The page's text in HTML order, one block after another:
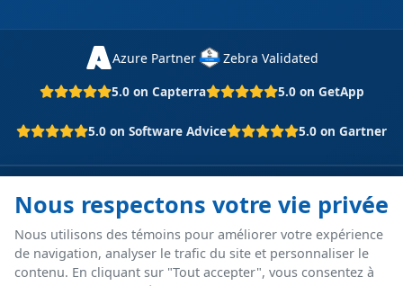
Azure Partner
Zebra Validated
5.0 on Capterra
5.0 on GetApp
5.0 on Software Advice 5.0 on Gartner
Membre de Grupo Barrdega
Tous les noms de produits, logos et marques de tiers appartiennent à
leurs propriétaires respectifs. Leur utilisation n'implique ni
Nous respectons votre vie privée
Nous utilisons des témoins pour améliorer votre expérience
de navigation, analyser le trafic du site et personnaliser le
contenu. En cliquant sur "Tout accepter", vous consentez à